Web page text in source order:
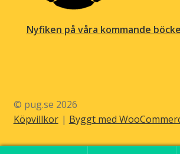
Nyfiken på våra kommande
© pug.se 2026
Köpvillkor
Byggt med